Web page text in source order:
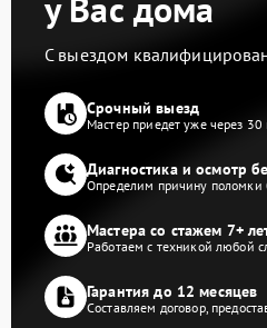
С выездом
Срочный выезд
Мастер приедет уже через
Диагностика и осмотр
Определим причину поломки
Мастера со стажем 7+
Работаем с техникой любой
Гарантия до 12 месяцев
Составляем договор,